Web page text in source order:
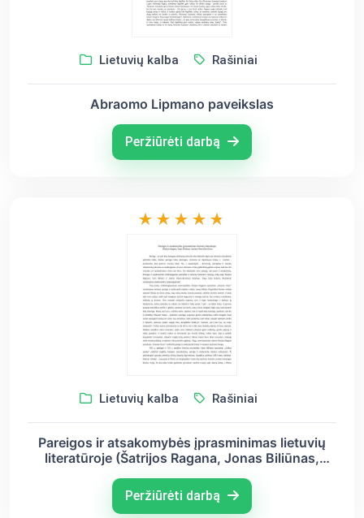
Lietuvių kalba Rašiniai
Abraomo Lipmano paveikslas
Peržiūrėti darbą
Lietuvių kalba Rašiniai
Pareigos ir atsakomybės įprasminimas lietuvių
literatūroje (Šatrijos Ragana, Jonas Biliūnas,
Peržiūrėti darbą